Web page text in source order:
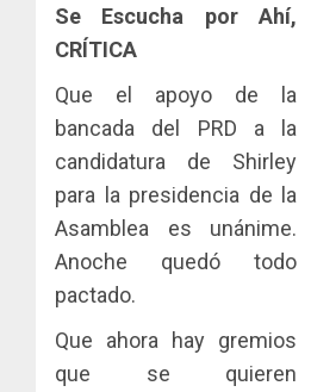
Se Escucha por Ahí,
CRÍTICA
Que el apoyo de la
bancada del PRD a la
candidatura de Shirley
para la presidencia de la
Asamblea es unánime.
Anoche quedó todo
pactado.
Que ahora hay gremios
que se quieren